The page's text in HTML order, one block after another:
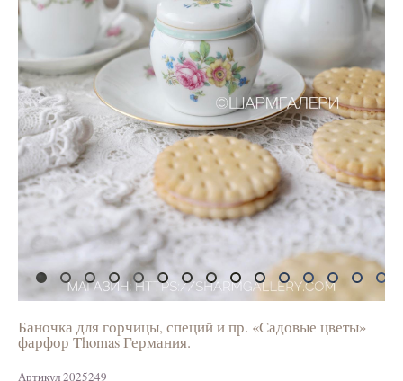
Баночка для горчицы, специй и пр. «Садовые цветы»
фарфор Thomas Германия.
Артикул 2025249